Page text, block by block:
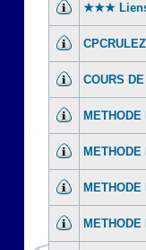
★★★
COURS
METHODE